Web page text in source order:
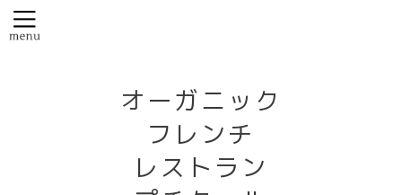
オーガニック
フレンチ
レストラン